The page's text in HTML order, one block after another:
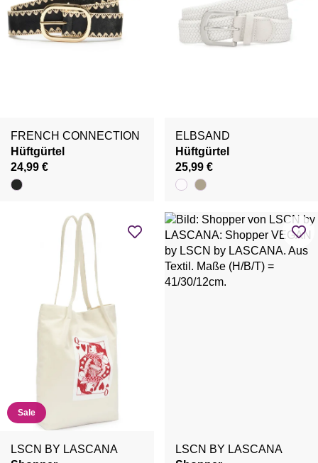
FRENCH CONNECTION
Hüftgürtel
24,99 €
ELBSAND
Hüftgürtel
25,99 €
Sale
LSCN BY LASCANA
LSCN BY LASCANA